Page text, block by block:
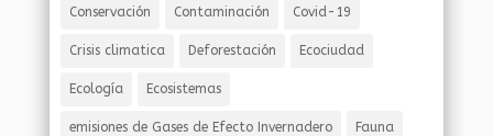
Conservación Contaminación Covid-19
Crisis climatica Deforestación Ecociudad
Ecología Ecosistemas
emisiones de Gases de Efecto Invernadero Fauna